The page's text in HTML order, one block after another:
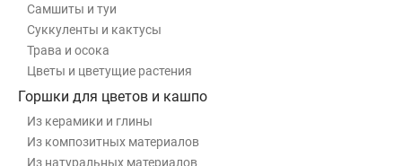
Самшиты и туи
Суккуленты и кактусы
Трава и осока
Цветы и цветущие растения
Горшки для цветов и кашпо
Из керамики и глины
Из композитных материалов
Из натуральных материалов